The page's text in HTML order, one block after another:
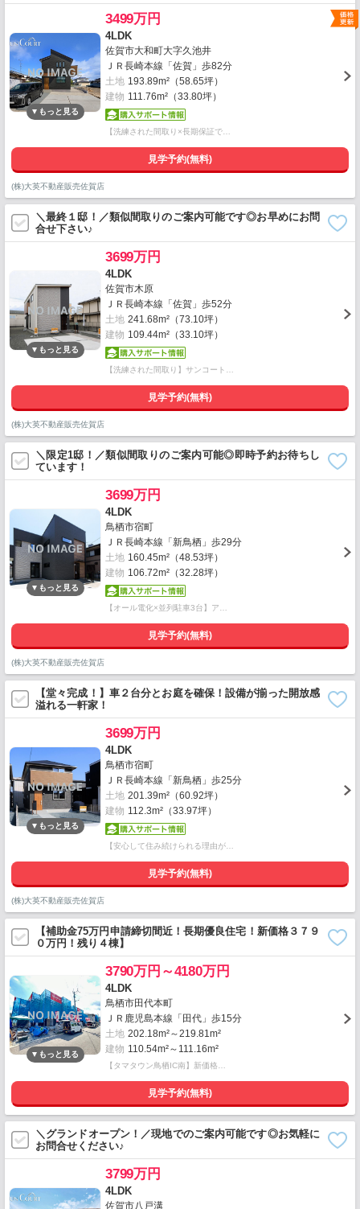
3499万円
4LDK
佐賀市大和町大字久池井
ＪＲ長崎本線「佐賀」歩82分
土地 193.89m²（58.65坪）
建物 111.76m²（33.80坪）
【洗練された間取り×長期保証で…
見学予約(無料)
(株)大英不動産販売佐賀店
＼最終１邸！／類似間取りのご案内可能です◎お早めにお問
合せ下さい♪
3699万円
4LDK
佐賀市木原
ＪＲ長崎本線「佐賀」歩52分
土地 241.68m²（73.10坪）
建物 109.44m²（33.10坪）
【洗練された間取り】サンコート…
見学予約(無料)
(株)大英不動産販売佐賀店
＼限定1邸！／類似間取りのご案内可能◎即時予約お待ちし
ています！
3699万円
4LDK
鳥栖市宿町
ＪＲ長崎本線「新鳥栖」歩29分
土地 160.45m²（48.53坪）
建物 106.72m²（32.28坪）
【オール電化×並列駐車3台】ア…
見学予約(無料)
(株)大英不動産販売佐賀店
【堂々完成！】車２台分とお庭を確保！設備が揃った開放感
溢れる一軒家！
3699万円
4LDK
鳥栖市宿町
ＪＲ長崎本線「新鳥栖」歩25分
土地 201.39m²（60.92坪）
建物 112.3m²（33.97坪）
【安心して住み続けられる理由が…
見学予約(無料)
(株)大英不動産販売佐賀店
【補助金75万円申請締切間近！長期優良住宅！新価格３７９
０万円！残り４棟】
3790万円～4180万円
4LDK
鳥栖市田代本町
ＪＲ鹿児島本線「田代」歩15分
土地 202.18m²～219.81m²
建物 110.54m²～111.16m²
【タマタウン鳥栖IC南】新価格…
見学予約(無料)
＼グランドオープン！／現地でのご案内可能です◎お気軽に
お問合せください♪
3799万円
4LDK
佐賀市八戸溝